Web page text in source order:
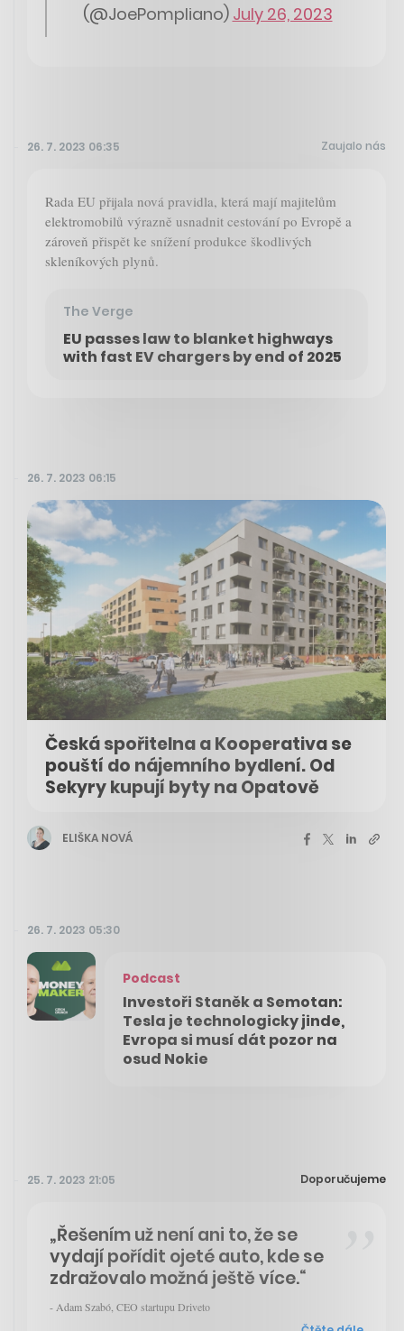
(@JoePompliano) July 26, 2023
26. 7. 2023 06:35 Zaujalo nás
Rada EU přijala nová pravidla, která mají majitelům
elektromobilů výrazně usnadnit cestování po Evropě a
zároveň přispět ke snížení produkce škodlivých
skleníkových plynů.
The Verge
EU passes law to blanket highways
with fast EV chargers by end of 2025
26. 7. 2023 06:15
Česká spořitelna a Kooperativa se
pouští do nájemního bydlení. Od
Sekyry kupují byty na Opatově
ELIŠKA NOVÁ
26. 7. 2023 05:30
Podcast
Investoři Staněk a Semotan:
Tesla je technologicky jinde,
Evropa si musí dát pozor na
osud Nokie
25. 7. 2023 21:05 Doporučujeme
„Řešením už není ani to, že se
vydají pořídit ojeté auto, kde se
zdražovalo možná ještě více.“
- Adam Szabó, CEO startupu Driveto